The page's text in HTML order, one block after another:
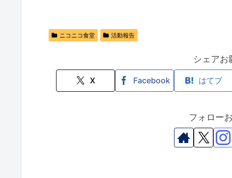
ニコニコ食堂 活動報告
シェアお
X Facebook はてブ
フォロー